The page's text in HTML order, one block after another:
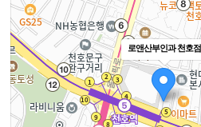
로앤산부인과 천호점